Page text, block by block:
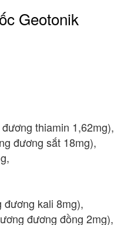
Geotonik
thiamin 1,62mg),
đương sắt 18mg),
đương kali 8mg),
đương đồng 2mg),